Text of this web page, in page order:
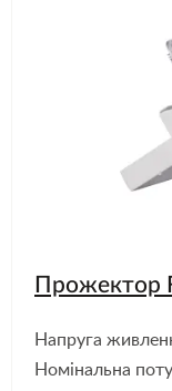
Прожектор
Напруга
Номінальна